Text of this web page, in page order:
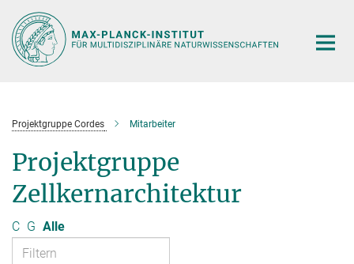
Hauptinhalt
Projektgruppe Cordes Mitarbeiter
Projektgruppe
Zellkernarchitektur
C G Alle